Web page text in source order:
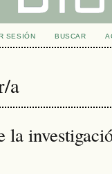
SESIÓN BUSCAR
a
la